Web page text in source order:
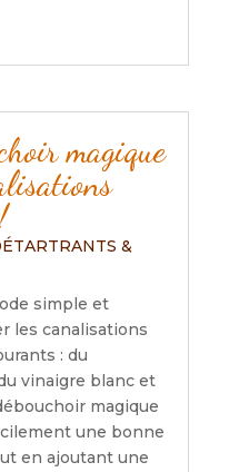
magique
&
simple et
les canalisations
: du
vinaigre blanc et
magique
une bonne
en ajoutant une